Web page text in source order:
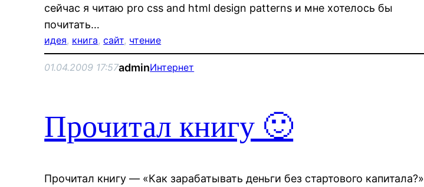
сейчас я читаю pro css and html design patterns и мне хотелось бы
почитать…
идея, книга, сайт, чтение
01.04.2009 17:57adminИнтернет
Прочитал книгу 🙂
Прочитал книгу — «Как зарабатывать деньги без стартового капитала?»